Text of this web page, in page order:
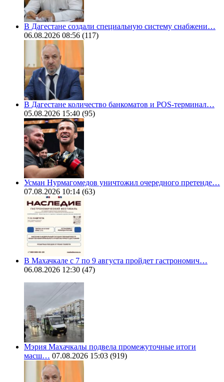
В Дагестане создали специальную систему снабжени…
06.08.2026 08:56 (117)
В Дагестане количество банкоматов и POS-терминал…
05.08.2026 15:40 (95)
Усман Нурмагомедов уничтожил очередного претенде…
07.08.2026 10:14 (63)
В Махачкале с 7 по 9 августа пройдет гастрономич…
06.08.2026 12:30 (47)
Мэрия Махачкалы подвела промежуточные итоги
масш… 07.08.2026 15:03 (919)